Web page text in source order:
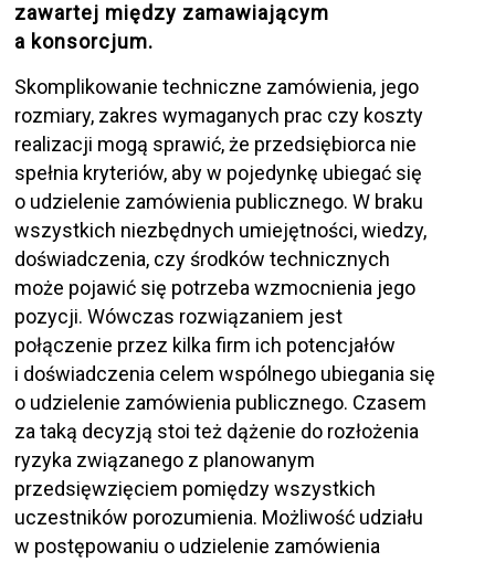
zawartej między zamawiającym
a konsorcjum.
Skomplikowanie techniczne zamówienia, jego
rozmiary, zakres wymaganych prac czy koszty
realizacji mogą sprawić, że przedsiębiorca nie
spełnia kryteriów, aby w pojedynkę ubiegać się
o udzielenie zamówienia publicznego. W braku
wszystkich niezbędnych umiejętności, wiedzy,
doświadczenia, czy środków technicznych
może pojawić się potrzeba wzmocnienia jego
pozycji. Wówczas rozwiązaniem jest
połączenie przez kilka firm ich potencjałów
i doświadczenia celem wspólnego ubiegania się
o udzielenie zamówienia publicznego. Czasem
za taką decyzją stoi też dążenie do rozłożenia
ryzyka związanego z planowanym
przedsięwzięciem pomiędzy wszystkich
uczestników porozumienia. Możliwość udziału
w postępowaniu o udzielenie zamówienia